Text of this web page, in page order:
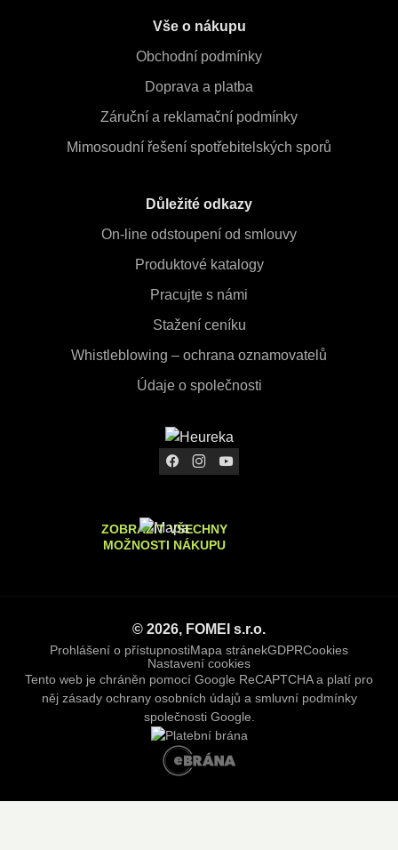
Vše o nákupu
Obchodní podmínky
Doprava a platba
Záruční a reklamační podmínky
Mimosoudní řešení spotřebitelských sporů
Důležité odkazy
On-line odstoupení od smlouvy
Produktové katalogy
Pracujte s námi
Stažení ceníku
Whistleblowing – ochrana oznamovatelů
Údaje o společnosti
ZOBRAZIT VŠECHNY
MOŽNOSTI NÁKUPU
© 2026, FOMEI s.r.o.
Prohlášení o přístupnostiMapa stránekGDPRCookies
Nastavení cookies
Tento web je chráněn pomocí Google ReCAPTCHA a platí pro
něj zásady ochrany osobních údajů a smluvní podmínky
společnosti Google.